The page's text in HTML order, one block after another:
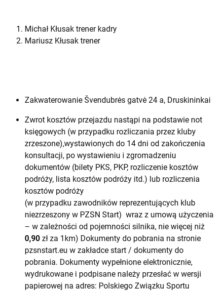
Michał Kłusak trener kadry
Mariusz Kłusak trener
Zakwaterowanie Švendubrės gatvė 24 a, Druskininkai
Zwrot kosztów przejazdu nastąpi na podstawie not
księgowych (w przypadku rozliczania przez kluby
zrzeszone),wystawionych do 14 dni od zakończenia
konsultacji, po wystawieniu i zgromadzeniu
dokumentów (bilety PKS, PKP, rozliczenie kosztów
podróży, lista kosztów podróży itd.) lub rozliczenia
kosztów podróży
(w przypadku zawodników reprezentujących klub
niezrzeszony w PZSN Start) wraz z umową użyczenia
– w zależności od pojemności silnika, nie więcej niż
0,90 zł za 1km) Dokumenty do pobrania na stronie
pzsnstart.eu w zakładce start / dokumenty do
pobrania. Dokumenty wypełnione elektronicznie,
wydrukowane i podpisane należy przesłać w wersji
papierowej na adres: Polskiego Związku Sportu